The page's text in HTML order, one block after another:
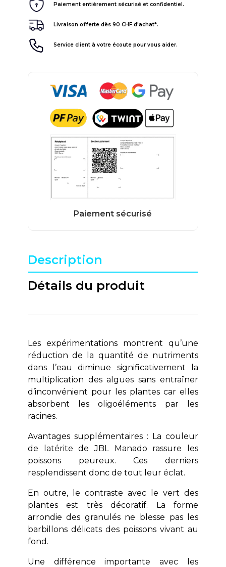
Paiement entièrement sécurisé et confidentiel.
Livraison offerte dès 90 CHF d'achat*.
Service client à votre écoute pour vous aider.
Description
Détails du produit
Les expérimentations montrent qu’une
réduction de la quantité de nutriments
dans l’eau diminue significativement la
multiplication des algues sans entraîner
d’inconvénient pour les plantes car elles
absorbent les oligoéléments par les
racines.
Avantages supplémentaires : La couleur
de latérite de JBL Manado rassure les
poissons peureux. Ces derniers
resplendissent donc de tout leur éclat.
En outre, le contraste avec le vert des
plantes est très décoratif. La forme
arrondie des granulés ne blesse pas les
barbillons délicats des poissons vivant au
fond.
Une différence importante avec les